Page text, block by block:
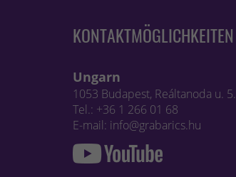
KONTAKTMÖGLICHKEITEN
Ungarn
1053 Budapest, Reáltanoda u. 5.
Tel.: +36 1 266 01 68
E-mail: info@grabarics.hu